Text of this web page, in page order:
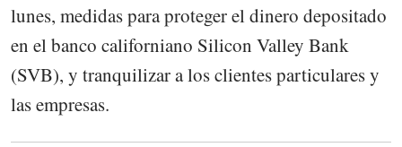
lunes, medidas para proteger el dinero depositado
en el banco californiano Silicon Valley Bank
(SVB), y tranquilizar a los clientes particulares y
las empresas.